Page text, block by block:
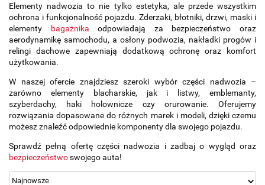
Elementy nadwozia to nie tylko estetyka, ale przede wszystkim
ochrona i funkcjonalność pojazdu. Zderzaki, błotniki, drzwi, maski i
elementy
bagażnika odpowiadają za bezpieczeństwo oraz
aerodynamikę samochodu, a osłony podwozia, nakładki progów i
relingi dachowe zapewniają dodatkową ochronę oraz komfort
użytkowania.
W naszej ofercie znajdziesz szeroki wybór części nadwozia –
zarówno elementy blacharskie, jak i listwy, emblemanty,
szyberdachy, haki holownicze czy orurowanie. Oferujemy
rozwiązania dopasowane do różnych marek i modeli, dzięki czemu
możesz znaleźć odpowiednie komponenty dla swojego pojazdu.
Sprawdź pełną ofertę części nadwozia i zadbaj o wygląd oraz
bezpieczeństwoswojego auta!